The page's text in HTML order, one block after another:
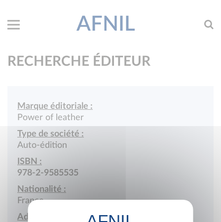
AFNIL
RECHERCHE ÉDITEUR
Marque éditoriale :
Power of leather
Type de société :
Auto-édition
ISBN :
978-2-9585535
Nationalité :
France
Adresse :